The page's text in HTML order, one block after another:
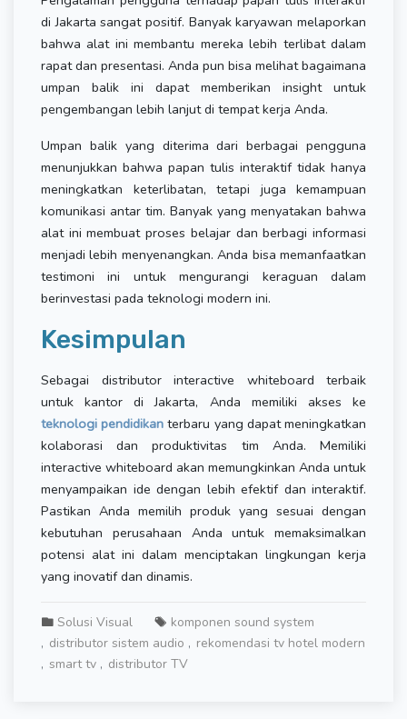
di Jakarta sangat positif. Banyak karyawan melaporkan
bahwa alat ini membantu mereka lebih terlibat dalam
rapat dan presentasi. Anda pun bisa melihat bagaimana
umpan balik ini dapat memberikan insight untuk
pengembangan lebih lanjut di tempat kerja Anda.
Umpan balik yang diterima dari berbagai pengguna
menunjukkan bahwa papan tulis interaktif tidak hanya
meningkatkan keterlibatan, tetapi juga kemampuan
komunikasi antar tim. Banyak yang menyatakan bahwa
alat ini membuat proses belajar dan berbagi informasi
menjadi lebih menyenangkan. Anda bisa memanfaatkan
testimoni ini untuk mengurangi keraguan dalam
berinvestasi pada teknologi modern ini.
Kesimpulan
Sebagai distributor interactive whiteboard terbaik
untuk kantor di Jakarta, Anda memiliki akses ke
teknologi pendidikan terbaru yang dapat meningkatkan
kolaborasi dan produktivitas tim Anda. Memiliki
interactive whiteboard akan memungkinkan Anda untuk
menyampaikan ide dengan lebih efektif dan interaktif.
Pastikan Anda memilih produk yang sesuai dengan
kebutuhan perusahaan Anda untuk memaksimalkan
potensi alat ini dalam menciptakan lingkungan kerja
yang inovatif dan dinamis.
Solusi Visual
komponen sound system
distributor sistem audio
rekomendasi tv hotel modern
smart tv
distributor TV